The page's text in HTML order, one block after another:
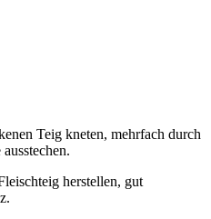
Teig kneten, mehrfach durch
herstellen, gut